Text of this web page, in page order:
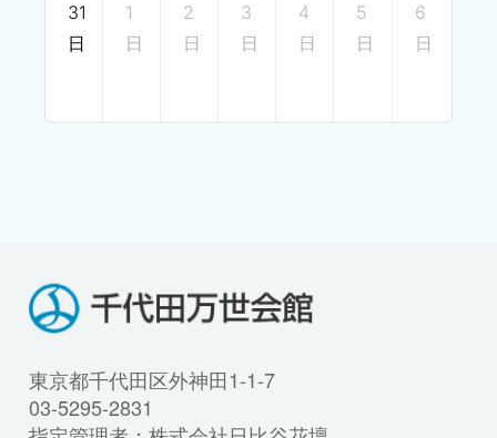
31
日
1
日
2
日
3
日
4
日
5
日
6
日
東京都千代田区外神田1-1-7
03-5295-2831